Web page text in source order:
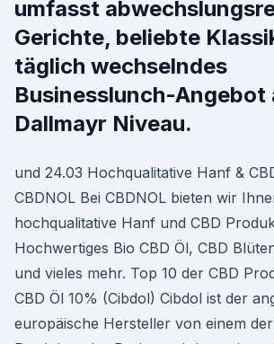
umfasst
Gerichte, beliebte
täglich wechselndes
Businesslunch-Angebot
Dallmayr Niveau.
und 24.03 Hochqualitative Hanf &
CBDNOL Bei CBDNOL bieten wir
hochqualitative Hanf und CBD
Hochwertiges Bio CBD Öl, CBD
und vieles mehr. Top 10 der CBD
CBD Öl 10% (Cibdol) Cibdol ist der
europäische Hersteller von einem